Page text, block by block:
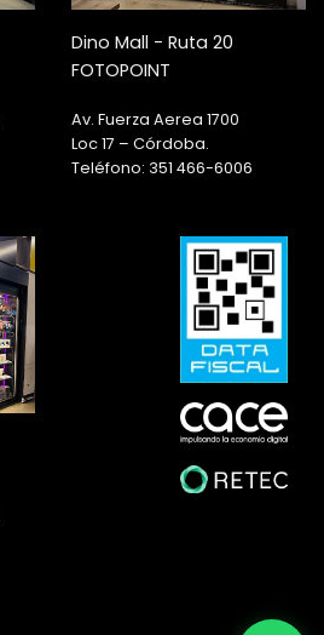
Dino Mall - Ruta 20
FOTOPOINT
Av. Fuerza Aerea 1700
Loc 17 – Córdoba.
Teléfono: 351 466-6006